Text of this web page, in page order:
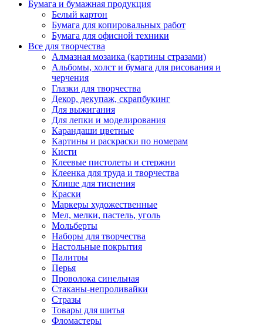
Бумага и бумажная продукция
Белый картон
Бумага для копировальных работ
Бумага для офисной техники
Все для творчества
Алмазная мозаика (картины стразами)
Альбомы, холст и бумага для рисования и
черчения
Глазки для творчества
Декор, декупаж, скрапбукинг
Для выжигания
Для лепки и моделирования
Карандаши цветные
Картины и раскраски по номерам
Кисти
Клеевые пистолеты и стержни
Клеенка для труда и творчества
Клише для тиснения
Краски
Маркеры художественные
Мел, мелки, пастель, уголь
Мольберты
Наборы для творчества
Настольные покрытия
Палитры
Перья
Проволока синельная
Стаканы-непроливайки
Стразы
Товары для шитья
Фломастеры